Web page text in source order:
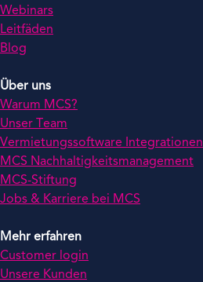
Webinars
Leitfäden
Blog
Über uns
Warum MCS?
Unser Team
Vermietungssoftware Integrationen
MCS Nachhaltigkeitsmanagement
MCS-Stiftung
Jobs & Karriere bei MCS
Mehr erfahren
Customer login
Unsere Kunden